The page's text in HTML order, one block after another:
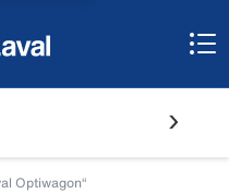
Optiwagon“